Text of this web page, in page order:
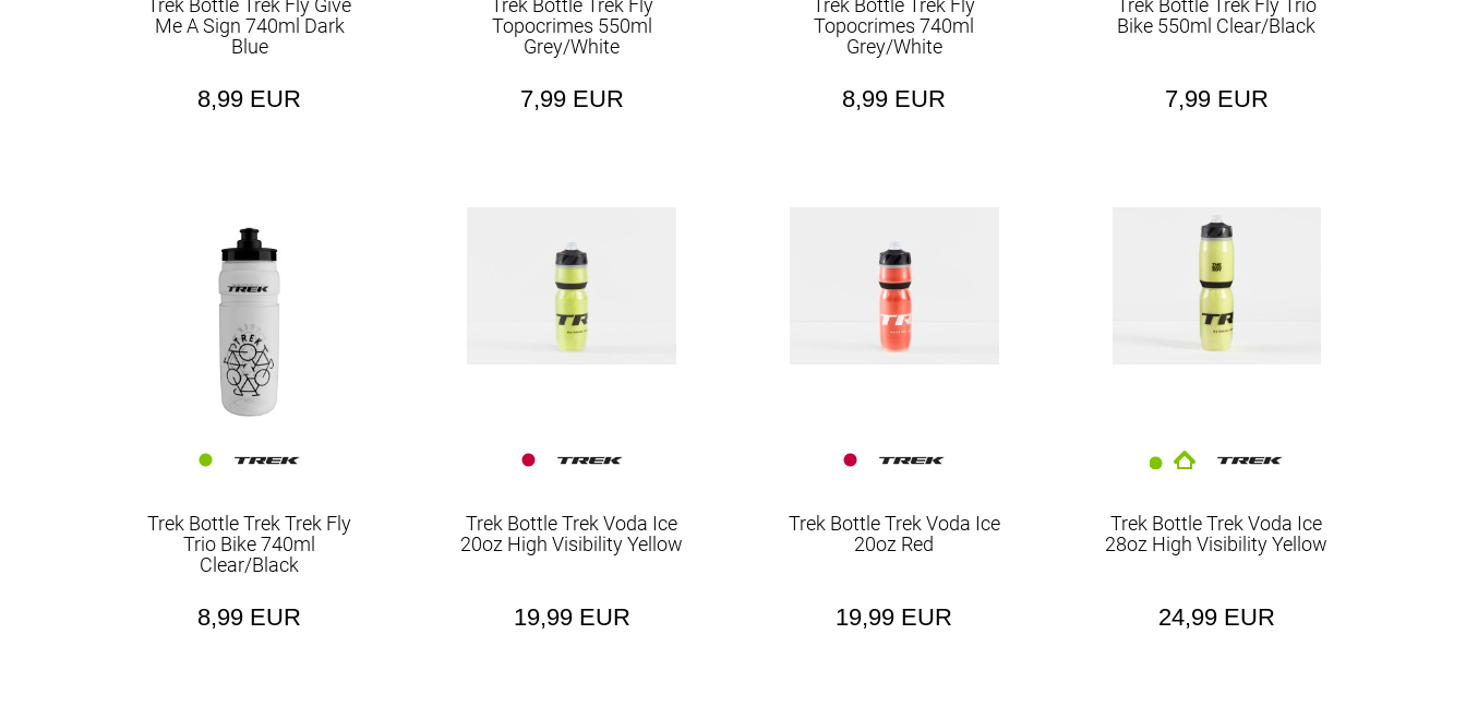
Trek Bottle Trek Fly Give
Me A Sign 740ml Dark
Blue
8,99 EUR
Trek Bottle Trek Fly
Topocrimes 550ml
Grey/White
7,99 EUR
Trek Bottle Trek Fly
Topocrimes 740ml
Grey/White
8,99 EUR
Trek Bottle Trek Fly Trio
Bike 550ml Clear/Black
7,99 EUR
Trek Bottle Trek Trek Fly
Trio Bike 740ml
Clear/Black
8,99 EUR
Trek Bottle Trek Voda Ice
20oz High Visibility Yellow
19,99 EUR
Trek Bottle Trek Voda Ice
20oz Red
19,99 EUR
Trek Bottle Trek Voda Ice
28oz High Visibility Yellow
24,99 EUR